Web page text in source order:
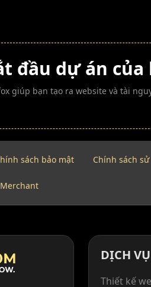
đầu dự án của
giúp bạn tạo ra website và tài
sách bảo mật Chính sách
DỊCH VỤ
Thiết kế